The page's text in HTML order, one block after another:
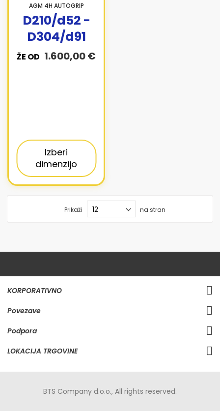
AGM 4H AUTOGRIP
ŽE OD 1.600,00 €
D210/d52 -
D304/d91
Izberi
dimenzijo
Prikaži na stran
KORPORATIVNO
Povezave
Podpora
LOKACIJA TRGOVINE
BTS Company d.o.o., All rights reserved.